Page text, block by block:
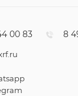
00 83 8